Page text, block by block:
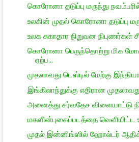
கொரோனா தடுப்பு மருந்து
உலகின் முதல் கொரோனா தடுப்பு
உலக சுகாதார நிறுவன
கொரோனா பெருந்தொற்று மிக
ஏற்ப...
முதலாவது டெஸ்டில் மேற்கு
இங்கிலாந்துக்கு எதிரான
அனைத்து சர்வதேச விளையாட்டு
மகளின்புகைப்படத்தை
முதல் இன்னிங்ஸில் ஹோல்டர்